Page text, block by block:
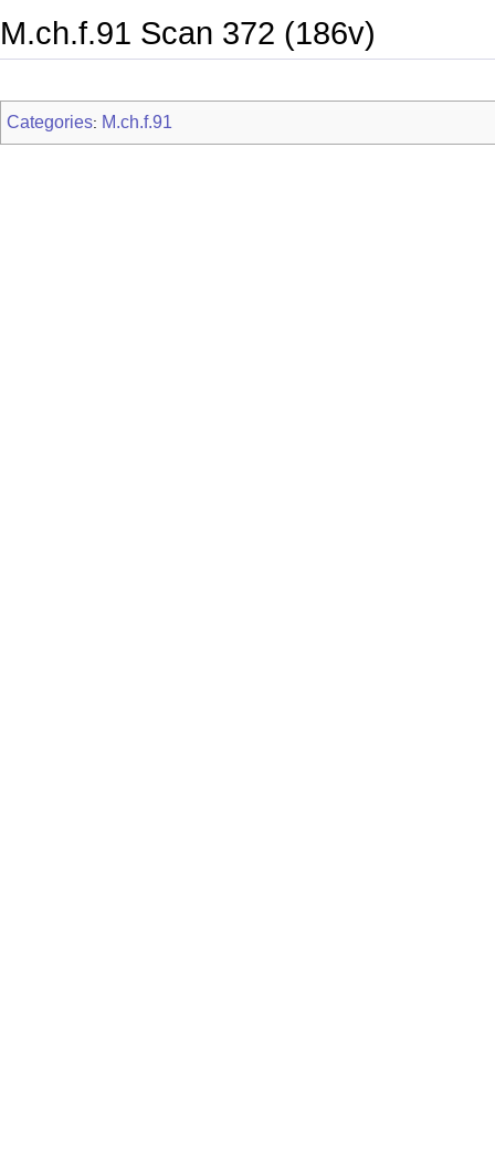
M.ch.f.91 Scan 372 (186v)
Categories: M.ch.f.91